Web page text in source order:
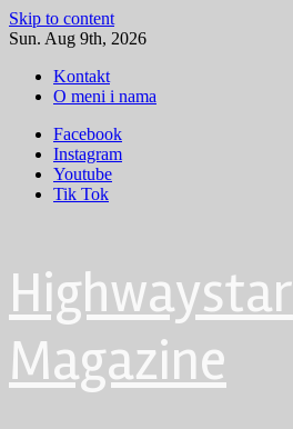
Skip to content
Sun. Aug 9th, 2026
Kontakt
O meni i nama
Facebook
Instagram
Youtube
Tik Tok
Highwaystar
Magazine